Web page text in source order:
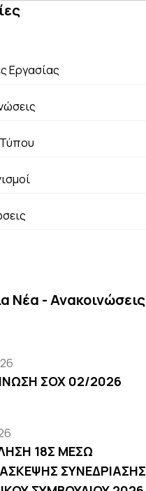
Εργασίας
Νέα - Ανακοινώσεις
ΣΟΧ 02/2026
18Σ ΜΕΣΩ
ΣΥΝΕΔΡΙΑΣΗΣ